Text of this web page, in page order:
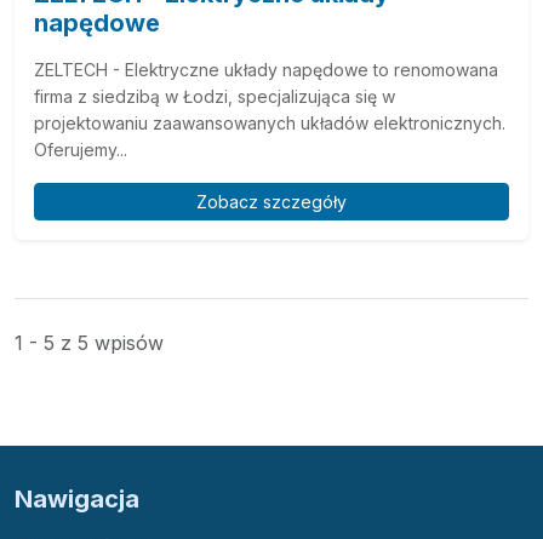
napędowe
ZELTECH - Elektryczne układy napędowe to renomowana
firma z siedzibą w Łodzi, specjalizująca się w
projektowaniu zaawansowanych układów elektronicznych.
Oferujemy...
Zobacz szczegóły
1 - 5 z 5 wpisów
Nawigacja